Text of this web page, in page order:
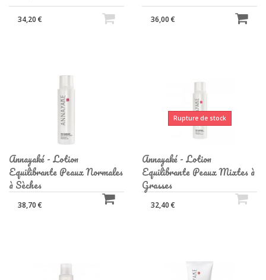
34,20 € 36,00 €
Annayaké - Lotion
Equilibrante Peaux Normales
à Sèches
38,70 €
Rupture de stock
Annayaké - Lotion
Equilibrante Peaux Mixtes à
Grasses
32,40 €